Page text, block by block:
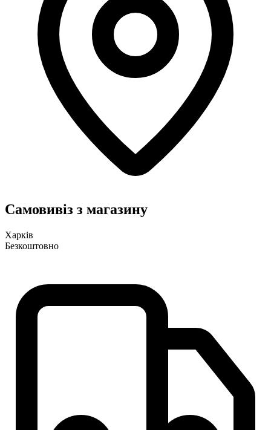
Самовивіз з магазину
Харків
Безкоштовно